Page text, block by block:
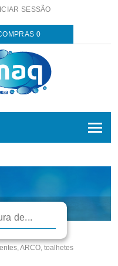
SESSÃO
0
ARCO, toalhetes